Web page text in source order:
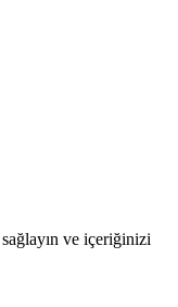
ve içeriğinizi